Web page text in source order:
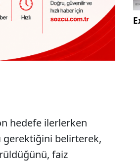
hedefe ilerlerken
gerektiğini belirterek,
faiz